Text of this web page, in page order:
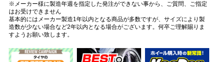
※メーカー様に製造年週を指定した発注ができない事から、ご質問、ご指定
はお受けできません
基本的にはメーカー製造1年以内となる商品が多数ですが、サイズにより製
造数が少ない場合など2年以内となる場合がございます。何卒ご理解賜りま
すようお願い致します。